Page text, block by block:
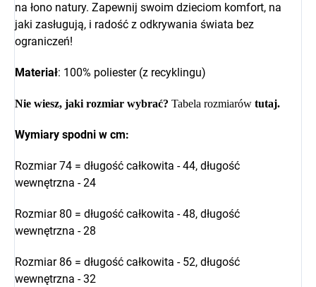
na łono natury. Zapewnij swoim dzieciom komfort, na
jaki zasługują, i radość z odkrywania świata bez
ograniczeń!
Materiał: 100% poliester (z recyklingu)
Nie wiesz, jaki rozmiar wybrać? Tabela rozmiarów tutaj.
Wymiary spodni w cm:
Rozmiar 74 = długość całkowita - 44, długość
wewnętrzna - 24
Rozmiar 80 = długość całkowita - 48, długość
wewnętrzna - 28
Rozmiar 86 = długość całkowita - 52, długość
wewnętrzna - 32